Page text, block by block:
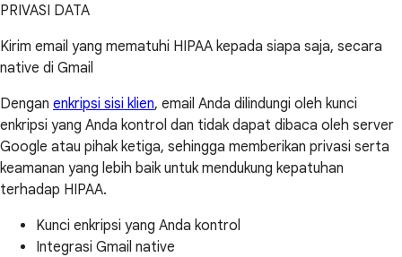
PRIVASI DATA
Kirim email yang mematuhi HIPAA kepada siapa saja, secara
native di Gmail
Dengan enkripsi sisi klien, email Anda dilindungi oleh kunci
enkripsi yang Anda kontrol dan tidak dapat dibaca oleh server
Google atau pihak ketiga, sehingga memberikan privasi serta
keamanan yang lebih baik untuk mendukung kepatuhan
terhadap HIPAA.
Kunci enkripsi yang Anda kontrol
Integrasi Gmail native